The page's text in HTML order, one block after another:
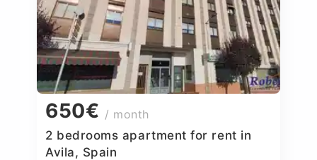
650€ / month
2 bedrooms apartment for rent in
Avila, Spain